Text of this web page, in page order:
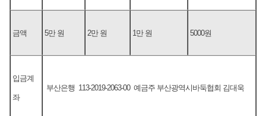
금액 5만 원 2만 원 1만 원 5000원
입금계
좌
부산은행 113-2019-2063-00 예금주 부산광역시바둑협회 김대욱